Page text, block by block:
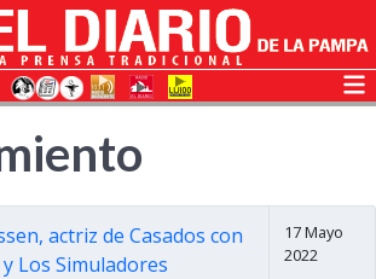
actriz de Casados con
Los Simuladores
17 Mayo
2022